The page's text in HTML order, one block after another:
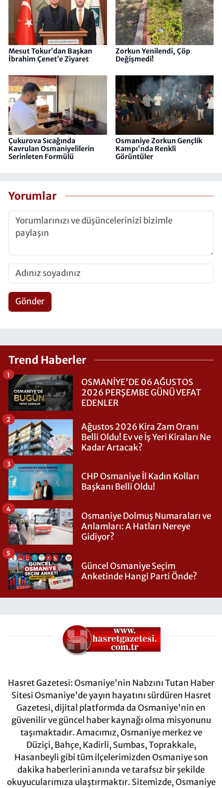
Mesut Tokur’dan Başkan
İbrahim Çenet’e Ziyaret
Zorkun Yenilendi, Çöp
Değişmedi!
Çukurova Sıcağında
Kavrulan Osmaniyelilerin
Serinleten Formülü
Osmaniye Zorkun Gençlik
Kampı'nda Renkli
Görüntüler
Yorumlar
Gönder
Trend Haberler
OSMANİYE'DE 06 AĞUSTOS
2026 PERŞEMBE GÜNÜ VEFAT
EDENLER
1
Ağustos 2026 Kira Zam Oranı
Belli Oldu! Ev ve İş Yeri Kiraları Ne
Kadar Artacak?
2
CHP Osmaniye İl Kadın Kolları
Başkanı Belli Oldu!
3
Osmaniye Dolmuş Numaraları ve
Anlamları: A Hatları Nereye
Gidiyor?
4
Güncel Osmaniye Seçim
Anketinde Hangi Parti Önde?
5
Hasret Gazetesi: Osmaniye'nin Nabzını Tutan Haber
Sitesi Osmaniye'de yayın hayatını sürdüren Hasret
Gazetesi, dijital platformda da Osmaniye'nin en
güvenilir ve güncel haber kaynağı olma misyonunu
taşımaktadır. Amacımız, Osmaniye merkez ve
Düziçi, Bahçe, Kadirli, Sumbas, Toprakkale,
Hasanbeyli gibi tüm ilçelerimizden Osmaniye son
dakika haberlerini anında ve tarafsız bir şekilde
okuyucularımıza ulaştırmaktır. Sitemizde, Osmaniye